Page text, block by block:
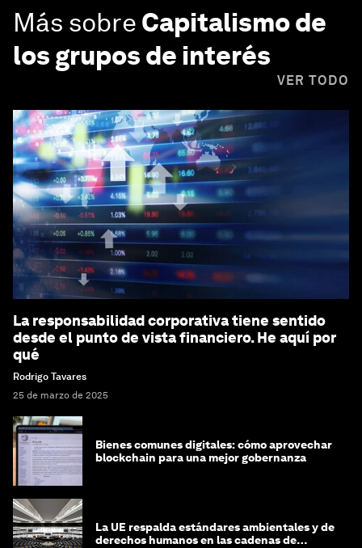
Más sobre Capitalismo de
los grupos de interés
VER TODO
La responsabilidad corporativa tiene sentido
desde el punto de vista financiero. He aquí por
qué
Rodrigo Tavares
25 de marzo de 2025
Bienes comunes digitales: cómo aprovechar
blockchain para una mejor gobernanza
La UE respalda estándares ambientales y de
derechos humanos en las cadenas de